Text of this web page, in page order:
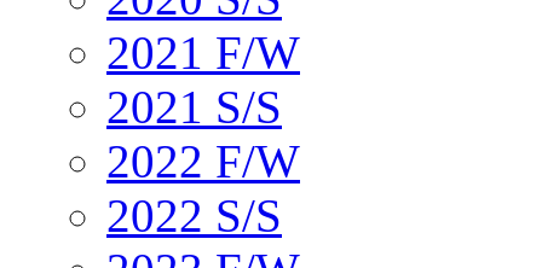
2021 F/W
2021 S/S
2022 F/W
2022 S/S